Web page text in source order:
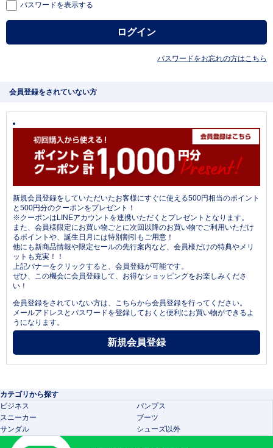
パスワードを表示する
パスワードをお忘れの方はこちら
会員登録をされていない方
新規会員登録をしていただいたお客様にすぐに使える500円相当のポイント
と500円分のクーポンをプレゼント！
※クーポンはLINEアカウントを連携いただくとプレゼントとなります。
また、会員様限定にお買い物ごとに次回以降のお買い物でご利用いただけ
るポイントや、誕生日月には特別割引もご用意！
他にも新商品情報や限定セールの先行案内など、会員様だけの特典やメリ
ットも充実！！
上記バナーをクリックすると、会員登録が可能です。
ぜひ、この機会に会員登録して、お得なショッピングをお楽しみくださ
い！
会員登録をされていない方は、こちらから会員登録を行ってください。
メールアドレスとパスワードを登録しておくと便利にお買い物ができるよ
うになります。
カテゴリから探す
ビジネス
パンプス
スニーカー
ブーツ
サンダル
シューズ以外